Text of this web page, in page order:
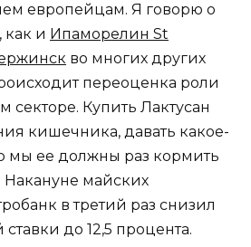
европейцам. Я говорю о
как и Ипаморелин St
во многих других
переоценка роли
секторе. Купить Лактусан
кишечника, давать какое-
мы ее должны раз кормить
майских
в третий раз снизил
до 12,5 процента.